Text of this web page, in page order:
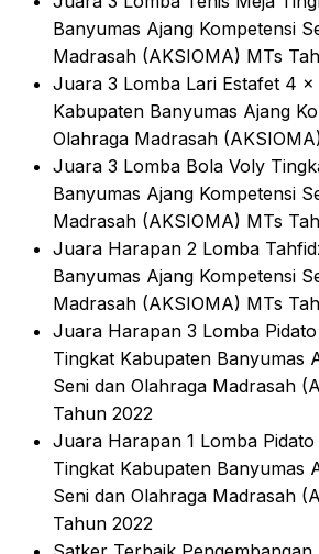
Banyumas Ajang Kompetensi
Madrasah (AKSIOMA) MTs
Juara 3 Lomba Lari Estafet 4
Kabupaten Banyumas Ajang
Olahraga Madrasah
Juara 3 Lomba Bola Voly
Banyumas Ajang Kompetensi
Madrasah (AKSIOMA) MTs
Juara Harapan 2 Lomba
Banyumas Ajang Kompetensi
Madrasah (AKSIOMA) MTs
Juara Harapan 3 Lomba
Tingkat Kabupaten Banyumas
Seni dan Olahraga Madrasah
Tahun 2022
Juara Harapan 1 Lomba
Tingkat Kabupaten Banyumas
Seni dan Olahraga Madrasah
Tahun 2022